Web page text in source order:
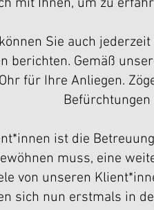
mit Ihnen, um zu
Sie auch
berichten. Gemäß
für Ihre Anliegen.
ist die
muss, eine
von unseren
sich nun erstmals in